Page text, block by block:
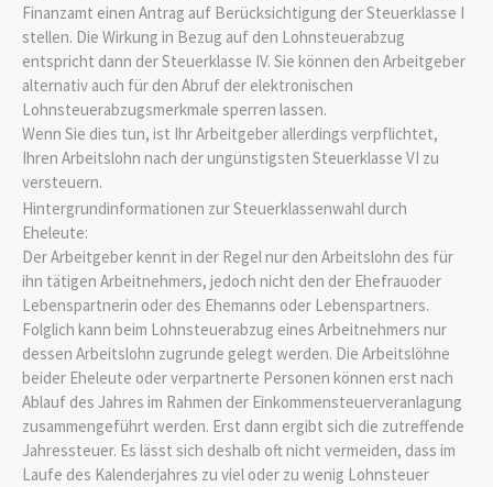
Finanzamt einen Antrag auf Berücksichtigung der Steuerklasse I
stellen. Die Wirkung in Bezug auf den Lohnsteuerabzug
entspricht dann der Steuerklasse IV. Sie können den Arbeitgeber
alternativ auch für den Abruf der elektronischen
Lohnsteuerabzugsmerkmale sperren lassen.
Wenn Sie dies tun, ist Ihr Arbeitgeber allerdings verpflichtet,
Ihren Arbeitslohn nach der ungünstigsten Steuerklasse VI zu
versteuern.
Hintergrundinformationen zur Steuerklassenwahl durch
Eheleute:
Der Arbeitgeber kennt in der Regel nur den Arbeitslohn des für
ihn tätigen Arbeitnehmers, jedoch nicht den der Ehefrauoder
Lebenspartnerin oder des Ehemanns oder Lebenspartners.
Folglich kann beim Lohnsteuerabzug eines Arbeitnehmers nur
dessen Arbeitslohn zugrunde gelegt werden. Die Arbeitslöhne
beider Eheleute oder verpartnerte Personen können erst nach
Ablauf des Jahres im Rahmen der Einkommensteuerveranlagung
zusammengeführt werden. Erst dann ergibt sich die zutreffende
Jahressteuer. Es lässt sich deshalb oft nicht vermeiden, dass im
Laufe des Kalenderjahres zu viel oder zu wenig Lohnsteuer